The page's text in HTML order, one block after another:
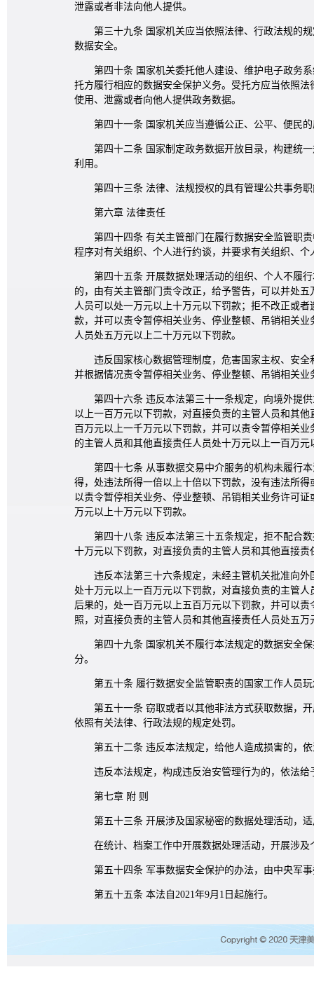
泄露或者非法向他人提供。
第三十九条 国家机关应当依照法律、行政法规的
数据安全。
第四十条 国家机关委托他人建设、维护电子政务
托方履行相应的数据安全保护义务。受托方应当依照
使用、泄露或者向他人提供政务数据。
第四十一条 国家机关应当遵循公正、公平、便民
第四十二条 国家制定政务数据开放目录，构建统
利用。
第四十三条 法律、法规授权的具有管理公共事务
第六章 法律责任
第四十四条 有关主管部门在履行数据安全监管职
程序对有关组织、个人进行约谈，并要求有关组织、
第四十五条 开展数据处理活动的组织、个人不履
的，由有关主管部门责令改正，给予警告，可以并处
人员可以处一万元以上十万元以下罚款；拒不改正或
款，并可以责令暂停相关业务、停业整顿、吊销相关
人员处五万元以上二十万元以下罚款。
违反国家核心数据管理制度，危害国家主权、安
并根据情况责令暂停相关业务、停业整顿、吊销相关
第四十六条 违反本法第三十一条规定，向境外提
以上一百万元以下罚款，对直接负责的主管人员和其
百万元以上一千万元以下罚款，并可以责令暂停相关
的主管人员和其他直接责任人员处十万元以上一百万元
第四十七条 从事数据交易中介服务的机构未履行
得，处违法所得一倍以上十倍以下罚款，没有违法所
以责令暂停相关业务、停业整顿、吊销相关业务许可
万元以上十万元以下罚款。
第四十八条 违反本法第三十五条规定，拒不配合
十万元以下罚款，对直接负责的主管人员和其他直接
违反本法第三十六条规定，未经主管机关批准向
处十万元以上一百万元以下罚款，对直接负责的主管
后果的，处一百万元以上五百万元以下罚款，并可以
照，对直接负责的主管人员和其他直接责任人员处五
第四十九条 国家机关不履行本法规定的数据安全
分。
第五十条 履行数据安全监管职责的国家工作人员
第五十一条 窃取或者以其他非法方式获取数据，
依照有关法律、行政法规的规定处罚。
第五十二条 违反本法规定，给他人造成损害的，
违反本法规定，构成违反治安管理行为的，依法
第七章 附 则
第五十三条 开展涉及国家秘密的数据处理活动，
在统计、档案工作中开展数据处理活动，开展涉
第五十四条 军事数据安全保护的办法，由中央军
第五十五条 本法自2021年9月1日起施行。